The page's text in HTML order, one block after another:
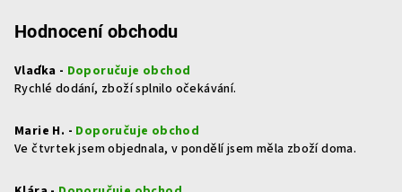
Hodnocení obchodu
Vlaďka - Doporučuje obchod
Rychlé dodání, zboží splnilo očekávání.
Marie H. - Doporučuje obchod
Ve čtvrtek jsem objednala, v pondělí jsem měla zboží doma.